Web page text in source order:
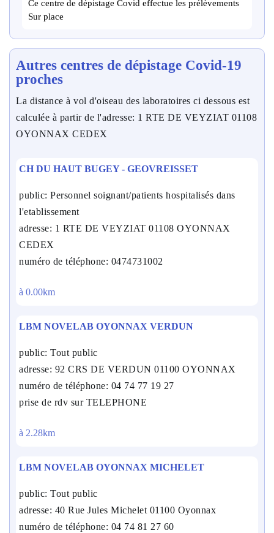
Ce centre de dépistage Covid effectue les prélèvements
Sur place
Autres centres de dépistage Covid-19
proches
La distance à vol d'oiseau des laboratoires ci dessous est
calculée à partir de l'adresse: 1 RTE DE VEYZIAT 01108
OYONNAX CEDEX
CH DU HAUT BUGEY - GEOVREISSET
public: Personnel soignant/patients hospitalisés dans
l'etablissement
adresse: 1 RTE DE VEYZIAT 01108 OYONNAX
CEDEX
numéro de téléphone: 0474731002
à 0.00km
LBM NOVELAB OYONNAX VERDUN
public: Tout public
adresse: 92 CRS DE VERDUN 01100 OYONNAX
numéro de téléphone: 04 74 77 19 27
prise de rdv sur TELEPHONE
à 2.28km
LBM NOVELAB OYONNAX MICHELET
public: Tout public
adresse: 40 Rue Jules Michelet 01100 Oyonnax
numéro de téléphone: 04 74 81 27 60